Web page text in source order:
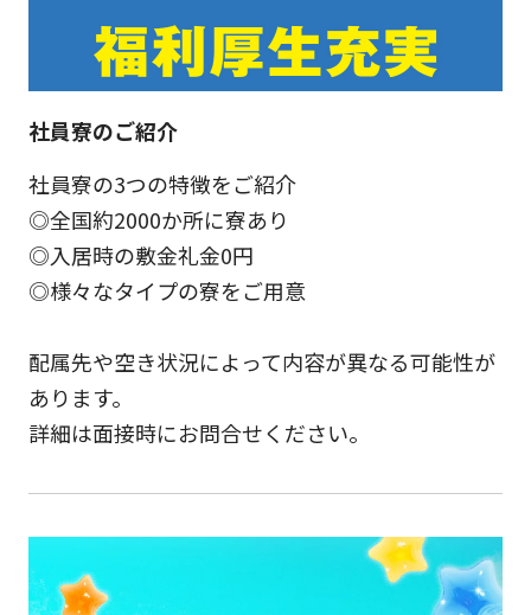
社員寮のご紹介
社員寮の3つの特徴をご紹介
◎全国約2000か所に寮あり
◎入居時の敷金礼金0円
◎様々なタイプの寮をご用意
配属先や空き状況によって内容が異なる可能性が
あります。
詳細は面接時にお問合せください。